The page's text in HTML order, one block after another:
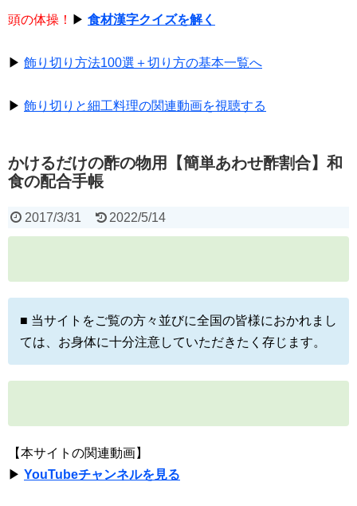
頭の体操！ ▶ 食材漢字クイズを解く
▶ 飾り切り方法100選＋切り方の基本一覧へ
▶ 飾り切りと細工料理の関連動画を視聴する
かけるだけの酢の物用【簡単あわせ酢割合】和
食の配合手帳
2017/3/31 2022/5/14
■ 当サイトをご覧の方々並びに全国の皆様におかれまし
ては、お身体に十分注意していただきたく存じます。
【本サイトの関連動画】
▶ YouTubeチャンネルを見る